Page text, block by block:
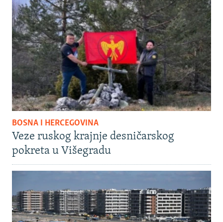
BOSNA I HERCEGOVINA
Veze ruskog krajnje desničarskog
pokreta u Višegradu